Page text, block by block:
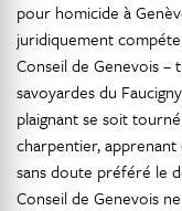
pour homicide à
juridiquement
Conseil de Genevois –
savoyardes du
plaignant se soit
charpentier,
sans doute préféré le
Conseil de Genevois